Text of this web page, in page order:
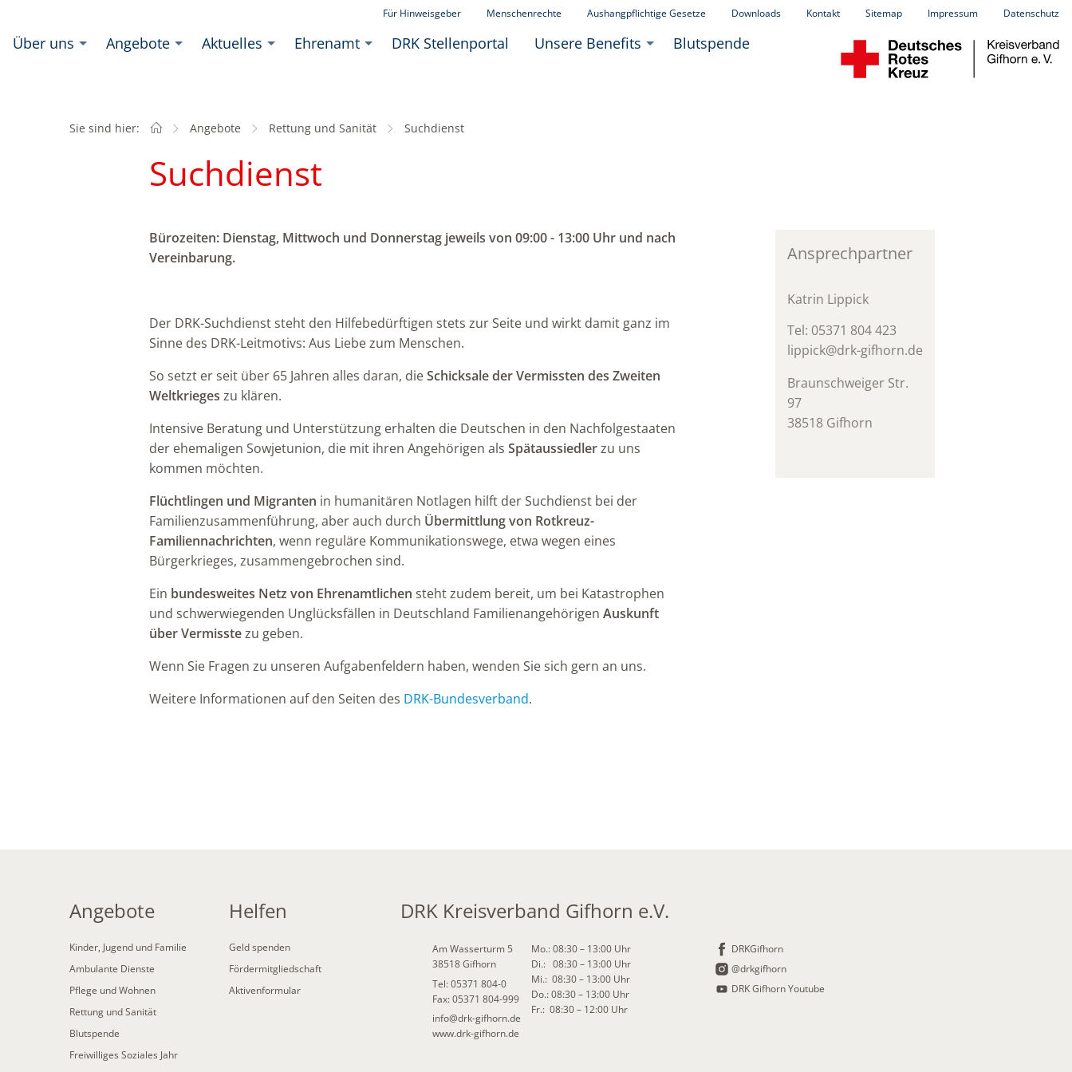
Für Hinweisgeber Menschenrechte Aushangpflichtige Gesetze Downloads Kontakt Sitemap Impressum Datenschutz
Über uns Angebote Aktuelles Ehrenamt DRK Stellenportal Unsere Benefits Blutspende
Sie sind hier: StartseiteAngebote Rettung und Sanität Aktuell:
Suchdienst
Suchdienst
Bürozeiten: Dienstag, Mittwoch und Donnerstag jeweils von 09:00 - 13:00 Uhr und nach
Vereinbarung.
Der DRK-Suchdienst steht den Hilfebedürftigen stets zur Seite und wirkt damit ganz im
Sinne des DRK-Leitmotivs: Aus Liebe zum Menschen.
So setzt er seit über 65 Jahren alles daran, dieSchicksale der Vermissten des Zweiten
Weltkrieges zu klären.
Intensive Beratung und Unterstützung erhalten die Deutschen in den Nachfolgestaaten
der ehemaligen Sowjetunion, die mit ihren Angehörigen als Spätaussiedlerzu uns
kommen möchten.
Flüchtlingen und Migranten in humanitären Notlagen hilft der Suchdienst bei der
Familienzusammenführung, aber auch durch Übermittlung von Rotkreuz-
Familiennachrichten, wenn reguläre Kommunikationswege, etwa wegen eines
Bürgerkrieges, zusammengebrochen sind.
Ein bundesweites Netz von Ehrenamtlichen steht zudem bereit, um bei Katastrophen
und schwerwiegenden Unglücksfällen in Deutschland Familienangehörigen Auskunft
über Vermisstezu geben.
Wenn Sie Fragen zu unseren Aufgabenfeldern haben, wenden Sie sich gern an uns.
Weitere Informationen auf den Seiten des DRK-Bundesverband.
Ansprechpartner
Katrin Lippick
Tel: 05371 804 423
lippick@drk-gifhorn.de
Braunschweiger Str.
97
38518 Gifhorn
Angebote
Kinder, Jugend und Familie
Ambulante Dienste
Pflege und Wohnen
Rettung und Sanität
Blutspende
Freiwilliges Soziales Jahr
Helfen
Geld spenden
Fördermitgliedschaft
Aktivenformular
DRK Kreisverband Gifhorn e.V.
Am Wasserturm 5
38518 Gifhorn
Tel: 05371 804-0
Fax: 05371 804-999
info@drk-gifhorn.de
www.drk-gifhorn.de
Mo.: 08:30 – 13:00 Uhr
Di.: 08:30 – 13:00 Uhr
Mi.: 08:30 – 13:00 Uhr
Do.: 08:30 – 13:00 Uhr
Fr.: 08:30 – 12:00 Uhr
DRKGifhorn
@drkgifhorn
DRK Gifhorn Youtube